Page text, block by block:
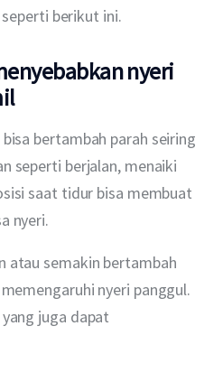
berikut ini.
nyeri
bertambah parah seiring
seperti berjalan, menaiki
saat tidur bisa membuat
nyeri.
atau semakin bertambah
nyeri panggul.
juga dapat